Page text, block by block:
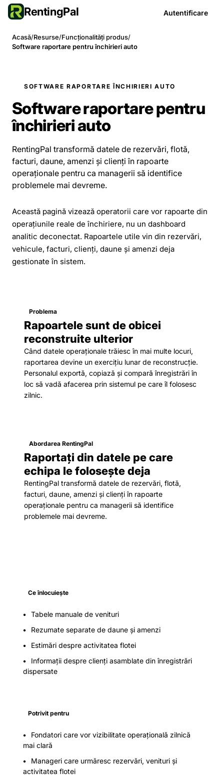
RentingPal Autentificare
Acasă/Resurse/Funcționalități produs/
Software raportare pentru închirieri auto
SOFTWARE RAPORTARE ÎNCHIRIERI AUTO
Software raportare pentru
închirieri auto
RentingPal transformă datele de rezervări, flotă,
facturi, daune, amenzi și clienți în rapoarte
operaționale pentru ca managerii să identifice
problemele mai devreme.
Această pagină vizează operatorii care vor rapoarte din
operațiunile reale de închiriere, nu un dashboard
analitic deconectat. Rapoartele utile vin din rezervări,
vehicule, facturi, clienți, daune și amenzi deja
gestionate în sistem.
Problema
Rapoartele sunt de obicei
reconstruite ulterior
Când datele operaționale trăiesc în mai multe locuri,
raportarea devine un exercițiu lunar de reconstrucție.
Personalul exportă, copiază și compară înregistrări în
loc să vadă afacerea prin sistemul pe care îl folosesc
zilnic.
Abordarea RentingPal
Raportați din datele pe care
echipa le folosește deja
RentingPal transformă datele de rezervări, flotă,
facturi, daune, amenzi și clienți în rapoarte
operaționale pentru ca managerii să identifice
problemele mai devreme.
Ce înlocuiește
Tabele manuale de venituri
Rezumate separate de daune și amenzi
Estimări despre activitatea flotei
Informații despre clienți asamblate din înregistrări
dispersate
Potrivit pentru
Fondatori care vor vizibilitate operațională zilnică
mai clară
Manageri care urmăresc rezervări, venituri și
activitatea flotei